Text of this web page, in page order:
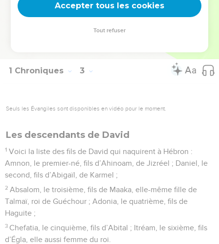
des Rékabites –.
© Société biblique française – Bibli’O, 1997, avec autorisation. Pour vous procurer
1 Chroniques 3
Seuls les Évangiles sont disponibles en vidéo pour le moment.
Les descendants de David
1 Voici la liste des fils de David qui naquirent à Hébron :
Amnon, le premier-né, fils d’Ahinoam, de Jizréel ; Daniel, le
second, fils d’Abigaïl, de Karmel ;
2 Absalom, le troisième, fils de Maaka, elle-même fille de
Talmaï, roi de Guéchour ; Adonia, le quatrième, fils de
Haguite ;
3 Chefatia, le cinquième, fils d’Abital ; Itréam, le sixième, fils
d’Égla, elle aussi femme du roi.
Accepter tous les cookies
Tout refuser